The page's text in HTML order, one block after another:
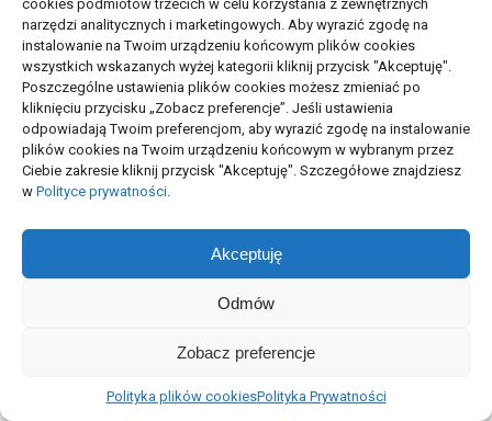
cookies podmiotów trzecich w celu korzystania z zewnętrznych
narzędzi analitycznych i marketingowych. Aby wyrazić zgodę na
instalowanie na Twoim urządzeniu końcowym plików cookies
wszystkich wskazanych wyżej kategorii kliknij przycisk "Akceptuję".
Poszczególne ustawienia plików cookies możesz zmieniać po
kliknięciu przycisku „Zobacz preferencje”. Jeśli ustawienia
odpowiadają Twoim preferencjom, aby wyrazić zgodę na instalowanie
plików cookies na Twoim urządzeniu końcowym w wybranym przez
Ciebie zakresie kliknij przycisk "Akceptuję". Szczegółowe znajdziesz
w Polityce prywatności.
Akceptuję
Odmów
Zobacz preferencje
Polityka plików cookiesPolityka Prywatności
05/08/2026
co mierzyć
06/07/2026
Przygotowanie
księgowości do
21/06/2026